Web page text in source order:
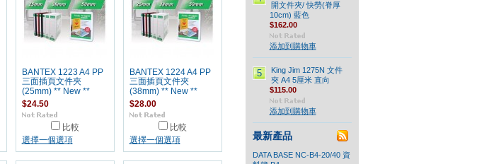
BANTEX 1223 A4 PP
三面插頁文件夾
(25mm) ** New **
$24.50
比較
選擇一個選項
BANTEX 1224 A4 PP
三面插頁文件夾
(38mm) ** New **
$28.00
比較
選擇一個選項
開文件夾/ 快勞(脊厚
10cm) 藍色
$162.00
添加到購物車
5
King Jim 1275N 文件
夾 A4 5厘米 直向
$115.00
添加到購物車
最新產品
DATA BASE NC-B4-20/40 資